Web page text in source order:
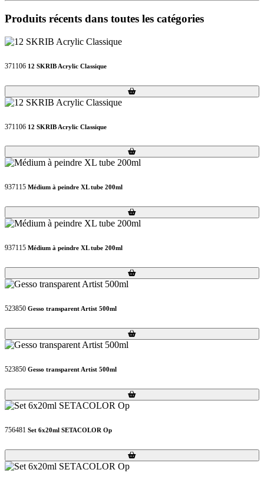
Produits récents dans toutes les catégories
371106 12 SKRIB Acrylic Classique
Loading...
Loading...
371106 12 SKRIB Acrylic Classique
Loading...
Loading...
937115 Médium à peindre XL tube 200ml
Loading...
Loading...
937115 Médium à peindre XL tube 200ml
Loading...
Loading...
523850 Gesso transparent Artist 500ml
Loading...
Loading...
523850 Gesso transparent Artist 500ml
Loading...
Loading...
756481 Set 6x20ml SETACOLOR Op
Loading...
Loading...